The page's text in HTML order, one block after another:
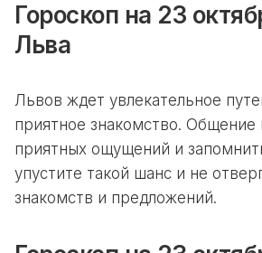
Гороскоп на 23
Льва
Львов ждет увлекательное
приятное знакомство. Общение
приятных ощущений и
упустите такой шанс и не
знакомств и предложений.